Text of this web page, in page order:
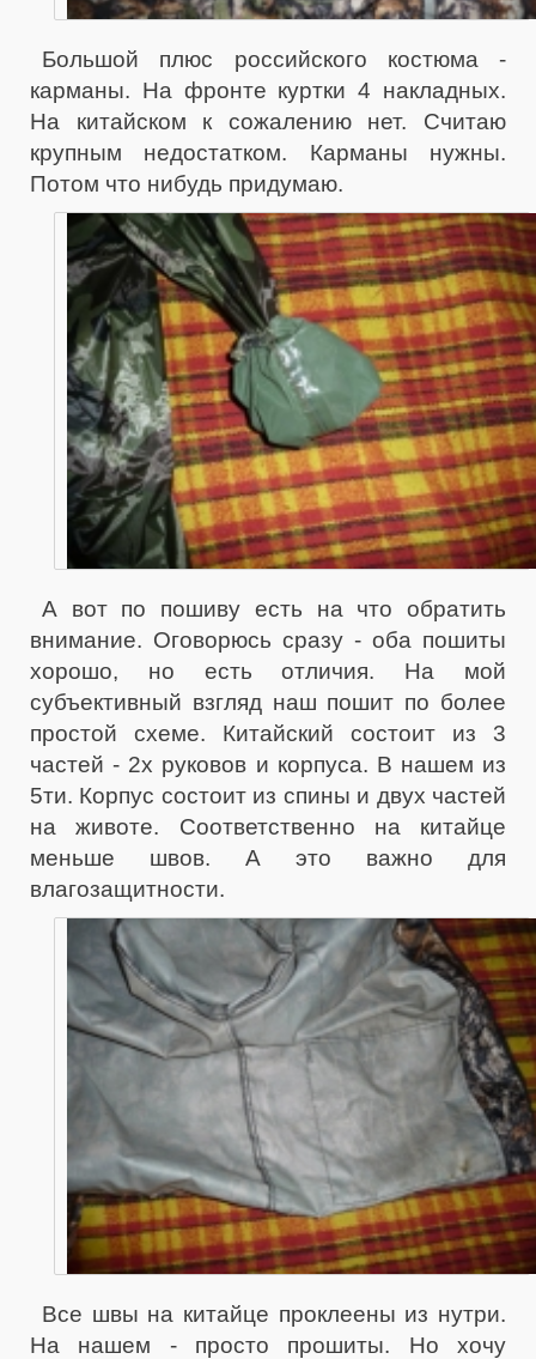
Большой плюс российского костюма -
карманы. На фронте куртки 4 накладных.
На китайском к сожалению нет. Считаю
крупным недостатком. Карманы нужны.
Потом что нибудь придумаю.
А вот по пошиву есть на что обратить
внимание. Оговорюсь сразу - оба пошиты
хорошо, но есть отличия. На мой
субъективный взгляд наш пошит по более
простой схеме. Китайский состоит из 3
частей - 2х руковов и корпуса. В нашем из
5ти. Корпус состоит из спины и двух частей
на животе. Соответственно на китайце
меньше швов. А это важно для
влагозащитности.
Все швы на китайце проклеены из нутри.
На нашем - просто прошиты. Но хочу